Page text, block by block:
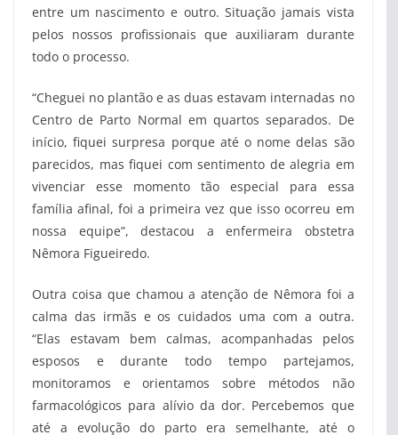
entre um nascimento e outro. Situação jamais vista
pelos nossos profissionais que auxiliaram durante
todo o processo.
“Cheguei no plantão e as duas estavam internadas no
Centro de Parto Normal em quartos separados. De
início, fiquei surpresa porque até o nome delas são
parecidos, mas fiquei com sentimento de alegria em
vivenciar esse momento tão especial para essa
família afinal, foi a primeira vez que isso ocorreu em
nossa equipe”, destacou a enfermeira obstetra
Nêmora Figueiredo.
Outra coisa que chamou a atenção de Nêmora foi a
calma das irmãs e os cuidados uma com a outra.
“Elas estavam bem calmas, acompanhadas pelos
esposos e durante todo tempo partejamos,
monitoramos e orientamos sobre métodos não
farmacológicos para alívio da dor. Percebemos que
até a evolução do parto era semelhante, até o